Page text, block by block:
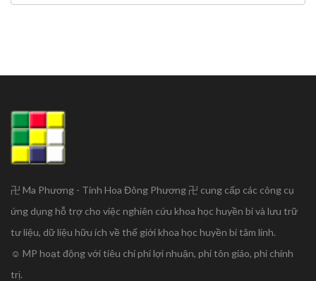
卍 Ma Phương - Tinh Hoa Đông Phương 卍 cung cấp các công cụ
ứng dụng hỗ trợ cho việc nghiên cứu khoa học huyền bí và lưu trữ
tư liệu, dữ liệu hữu ích về thế giới khoa học huyền bí tâm linh.
☺ MP hoạt động với tiêu chí phi lợi nhuận, phi tôn giáo, phi chính
trị.